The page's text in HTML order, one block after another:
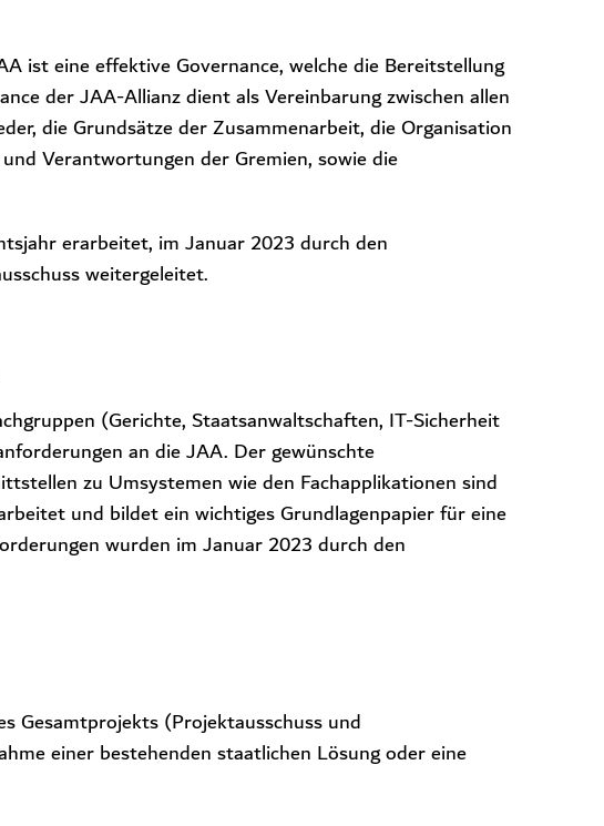
ist eine effektive Governance, welche die Bereitstellung
der JAA-Allianz dient als Vereinbarung zwischen allen
die Grundsätze der Zusammenarbeit, die Organisation
Verantwortungen der Gremien, sowie die
erarbeitet, im Januar 2023 durch den
weitergeleitet.
(Gerichte, Staatsanwaltschaften, IT-Sicherheit
an die JAA. Der gewünschte
zu Umsystemen wie den Fachapplikationen sind
und bildet ein wichtiges Grundlagenpapier für eine
wurden im Januar 2023 durch den
Gesamtprojekts (Projektausschuss und
einer bestehenden staatlichen Lösung oder eine